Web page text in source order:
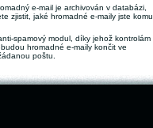
e-mail je archivován v databázi,
zjistit, jaké hromadné e-maily jste komu
spamový modul, díky jehož kontrolám
hromadné e-maily končit ve
poštu.